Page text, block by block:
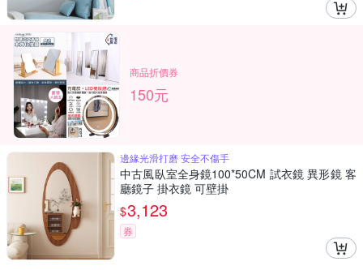
商品折價券
150元
邊緣光滑打磨 安全不傷手
中古風臥室全身鏡100*50CM 試衣鏡 異形鏡 客
廳鏡子 掛衣鏡 可壁掛
$3,123
券